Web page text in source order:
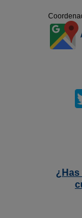
¿Has